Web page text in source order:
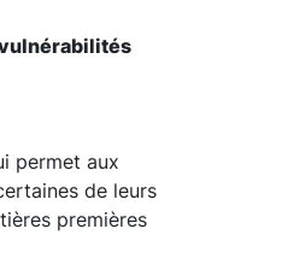
vulnérabilités
permet aux
de leurs
premières